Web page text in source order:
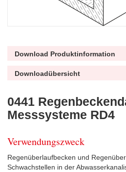
Download Produktinformation
Downloadübersicht
0441
Messsysteme RD4
Verwendungszweck
Regenüberlaufbecken und
Schwachstellen in der